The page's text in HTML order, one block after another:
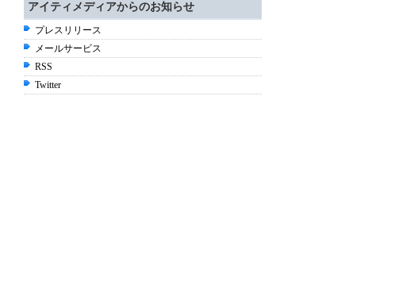
アイティメディアからのお知らせ
プレスリリース
メールサービス
RSS
Twitter